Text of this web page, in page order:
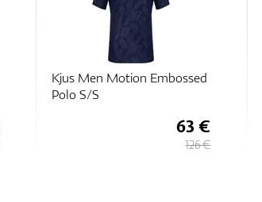
Adidas Jacquard Heat.RDY
Polo Shirt
40 €
80 €